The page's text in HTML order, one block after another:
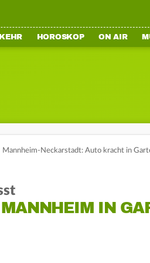
HOROSKOP ON AIR
Mannheim-Neckarstadt: Auto kracht in
IN